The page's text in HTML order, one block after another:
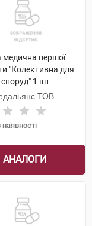
медична першої
"Колективна для
споруд" 1 шт
ТОВ
АНАЛОГИ